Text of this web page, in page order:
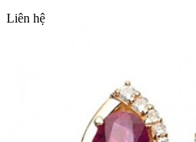
Liên hệ